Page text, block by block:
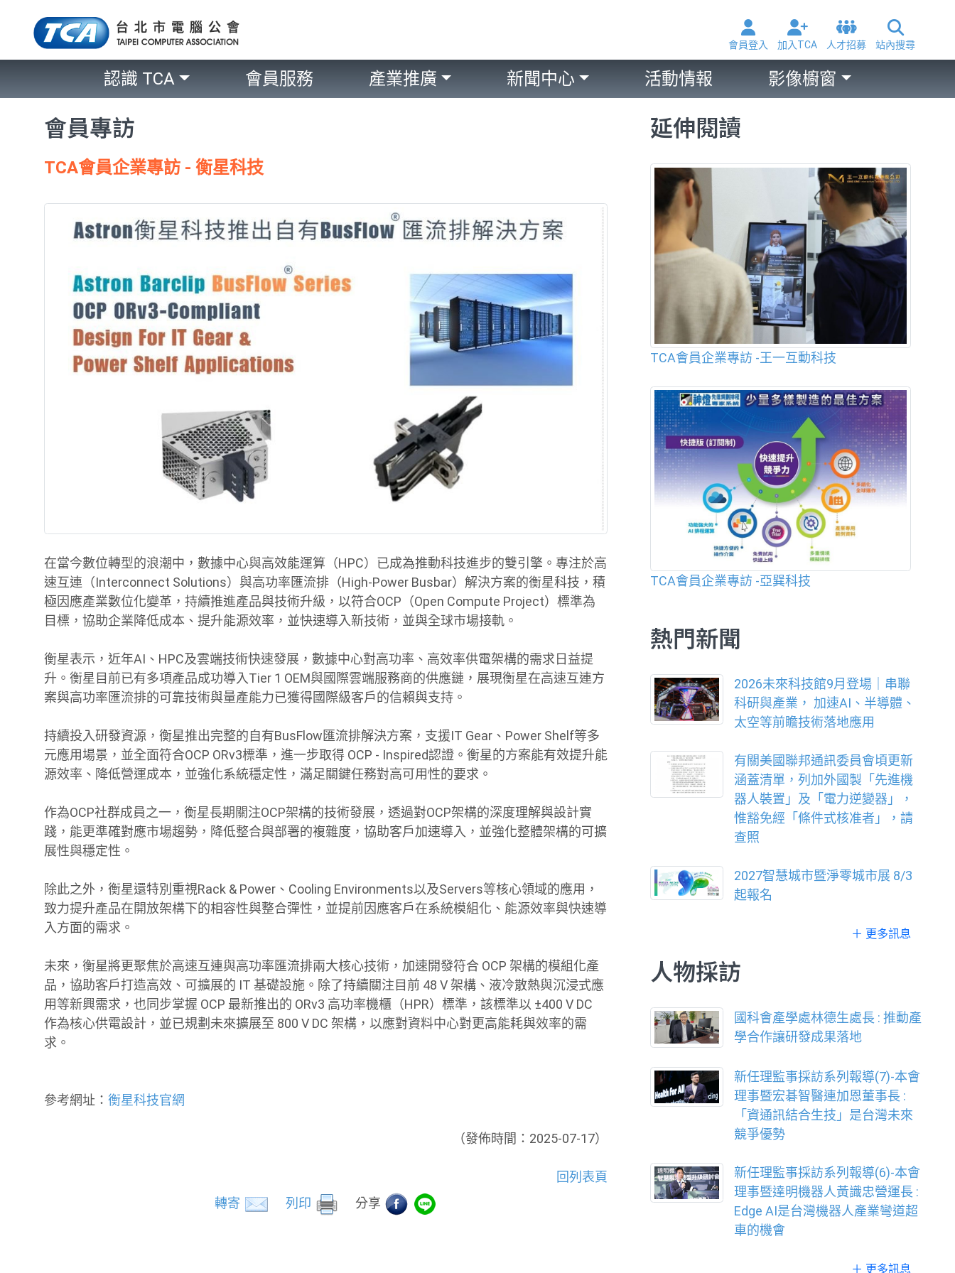
會員登入 加入TCA 人才招募 站內搜尋
認識 TCA 會員服務 產業推廣 新聞中心 活動情報 影像櫥窗
會員專訪
TCA會員企業專訪 - 衡星科技
在當今數位轉型的浪潮中，數據中心與高效能運算（HPC）已成為推動科技進步的雙引擎。專注於高
速互連（Interconnect Solutions）與高功率匯流排（High-Power Busbar）解決方案的衡星科技，積
極因應產業數位化變革，持續推進產品與技術升級，以符合OCP（Open Compute Project）標準為
目標，協助企業降低成本、提升能源效率，並快速導入新技術，並與全球市場接軌。
衡星表示，近年AI、HPC及雲端技術快速發展，數據中心對高功率、高效率供電架構的需求日益提
升。衡星目前已有多項產品成功導入Tier 1 OEM與國際雲端服務商的供應鏈，展現衡星在高速互連方
案與高功率匯流排的可靠技術與量產能力已獲得國際級客戶的信賴與支持。
持續投入研發資源，衡星推出完整的自有BusFlow匯流排解決方案，支援IT Gear、Power Shelf等多
元應用場景，並全面符合OCP ORv3標準，進一步取得 OCP - Inspired認證。衡星的方案能有效提升能
源效率、降低營運成本，並強化系統穩定性，滿足關鍵任務對高可用性的要求。
作為OCP社群成員之一，衡星長期關注OCP架構的技術發展，透過對OCP架構的深度理解與設計實
踐，能更準確對應市場趨勢，降低整合與部署的複雜度，協助客戶加速導入，並強化整體架構的可擴
展性與穩定性。
除此之外，衡星還特別重視Rack & Power、Cooling Environments以及Servers等核心領域的應用，
致力提升產品在開放架構下的相容性與整合彈性，並提前因應客戶在系統模組化、能源效率與快速導
入方面的需求。
未來，衡星將更聚焦於高速互連與高功率匯流排兩大核心技術，加速開發符合 OCP 架構的模組化產
品，協助客戶打造高效、可擴展的 IT 基礎設施。除了持續關注目前 48 V 架構、液冷散熱與沉浸式應
用等新興需求，也同步掌握 OCP 最新推出的 ORv3 高功率機櫃（HPR）標準，該標準以 ±400 V DC
作為核心供電設計，並已規劃未來擴展至 800 V DC 架構，以應對資料中心對更高能耗與效率的需
求。
參考網址： 衡星科技官網
（發佈時間：2025-07-17）
回列表頁
轉寄
列印 分享
延伸閱讀
TCA會員企業專訪 -王一互動科技
TCA會員企業專訪 -亞巽科技
熱門新聞
2026未來科技館9月登場｜串聯
科研與產業， 加速AI、半導體、
太空等前瞻技術落地應用
有關美國聯邦通訊委員會頃更新
涵蓋清單，列加外國製「先進機
器人裝置」及「電力逆變器」，
惟豁免經「條件式核准者」，請
查照
2027智慧城市暨淨零城市展 8/3
起報名
＋ 更多訊息
人物採訪
國科會產學處林德生處長 : 推動產
學合作讓研發成果落地
新任理監事採訪系列報導(7)-本會
理事暨宏碁智醫連加恩董事長 :
「資通訊結合生技」是台灣未來
競爭優勢
新任理監事採訪系列報導(6)-本會
理事暨達明機器人黃識忠營運長 :
Edge AI是台灣機器人產業彎道超
車的機會
＋ 更多訊息